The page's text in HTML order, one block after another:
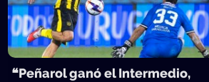
❝Peñarol ganó el Intermedio,